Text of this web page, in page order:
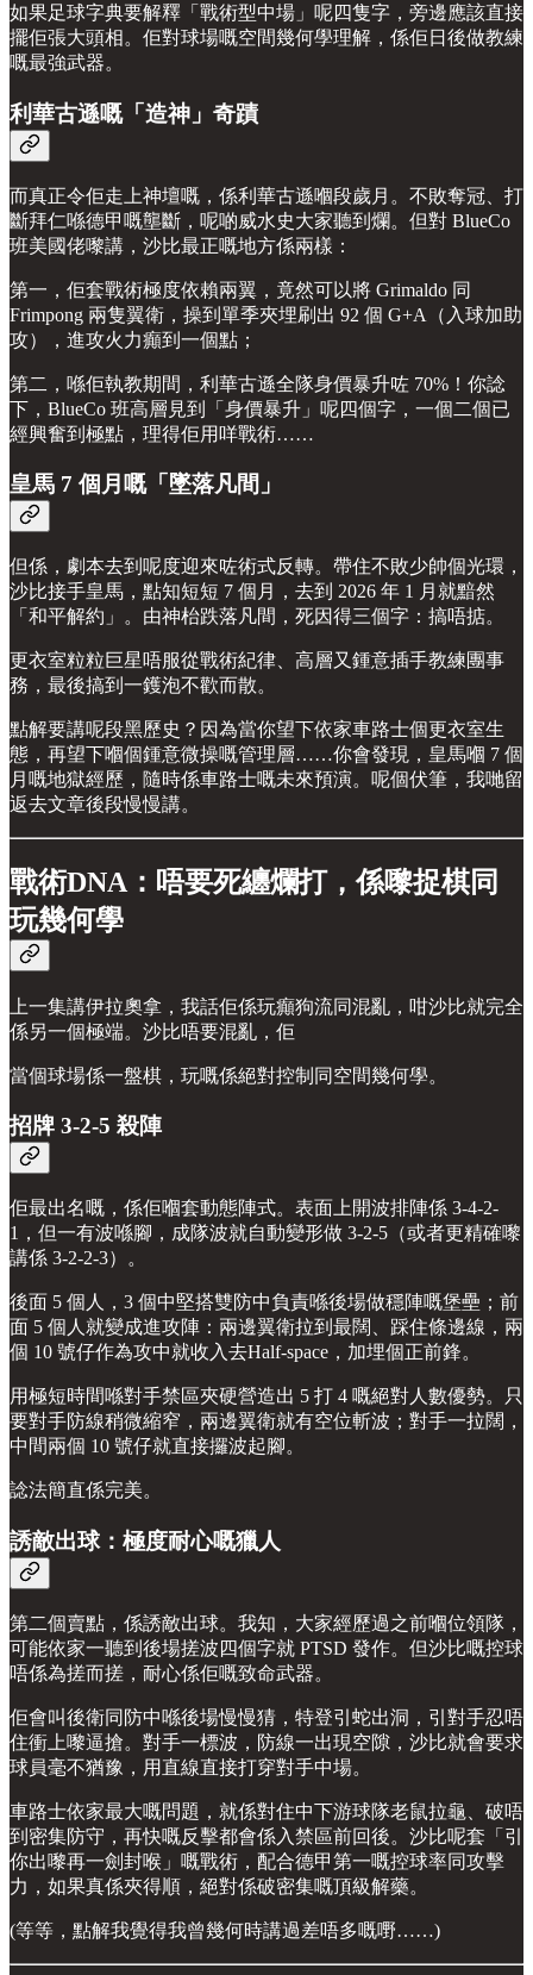
如果足球字典要解釋「戰術型中場」呢四隻字，旁邊應該直接
擺佢張大頭相。佢對球場嘅空間幾何學理解，係佢日後做教練
嘅最強武器。
利華古遜嘅「造神」奇蹟
而真正令佢走上神壇嘅，係利華古遜嗰段歲月。不敗奪冠、打
斷拜仁喺德甲嘅壟斷，呢啲威水史大家聽到爛。但對 BlueCo
班美國佬嚟講，沙比最正嘅地方係兩樣：
第一，佢套戰術極度依賴兩翼，竟然可以將 Grimaldo 同
Frimpong 兩隻翼衛，操到單季夾埋刷出 92 個 G+A（入球加助
攻），進攻火力癲到一個點；
第二，喺佢執教期間，利華古遜全隊身價暴升咗 70%！你諗
下，BlueCo 班高層見到「身價暴升」呢四個字，一個二個已
經興奮到極點，理得佢用咩戰術……
皇馬 7 個月嘅「墜落凡間」
但係，劇本去到呢度迎來咗術式反轉。帶住不敗少帥個光環，
沙比接手皇馬，點知短短 7 個月，去到 2026 年 1 月就黯然
「和平解約」。由神枱跌落凡間，死因得三個字：搞唔掂。
更衣室粒粒巨星唔服從戰術紀律、高層又鍾意插手教練團事
務，最後搞到一鑊泡不歡而散。
點解要講呢段黑歷史？因為當你望下依家車路士個更衣室生
態，再望下嗰個鍾意微操嘅管理層……你會發現，皇馬嗰 7 個
月嘅地獄經歷，隨時係車路士嘅未來預演。呢個伏筆，我哋留
返去文章後段慢慢講。
戰術DNA：唔要死纏爛打，係嚟捉棋同
玩幾何學
上一集講伊拉奧拿，我話佢係玩癲狗流同混亂，咁沙比就完全
係另一個極端。沙比唔要混亂，佢
當個球場係一盤棋，玩嘅係絕對控制同空間幾何學。
招牌 3-2-5 殺陣
佢最出名嘅，係佢嗰套動態陣式。表面上開波排陣係 3-4-2-
1，但一有波喺腳，成隊波就自動變形做 3-2-5（或者更精確嚟
講係 3-2-2-3）。
後面 5 個人，3 個中堅搭雙防中負責喺後場做穩陣嘅堡壘；前
面 5 個人就變成進攻陣：兩邊翼衛拉到最闊、踩住條邊線，兩
個 10 號仔作為攻中就收入去Half-space，加埋個正前鋒。
用極短時間喺對手禁區夾硬營造出 5 打 4 嘅絕對人數優勢。只
要對手防線稍微縮窄，兩邊翼衛就有空位斬波；對手一拉闊，
中間兩個 10 號仔就直接攞波起腳。
諗法簡直係完美。
誘敵出球：極度耐心嘅獵人
第二個賣點，係誘敵出球。我知，大家經歷過之前嗰位領隊，
可能依家一聽到後場搓波四個字就 PTSD 發作。但沙比嘅控球
唔係為搓而搓，耐心係佢嘅致命武器。
佢會叫後衛同防中喺後場慢慢猜，特登引蛇出洞，引對手忍唔
住衝上嚟逼搶。對手一標波，防線一出現空隙，沙比就會要求
球員毫不猶豫，用直線直接打穿對手中場。
車路士依家最大嘅問題，就係對住中下游球隊老鼠拉龜、破唔
到密集防守，再快嘅反擊都會係入禁區前回後。沙比呢套「引
你出嚟再一劍封喉」嘅戰術，配合德甲第一嘅控球率同攻擊
力，如果真係夾得順，絕對係破密集嘅頂級解藥。
(等等，點解我覺得我曾幾何時講過差唔多嘅嘢……)